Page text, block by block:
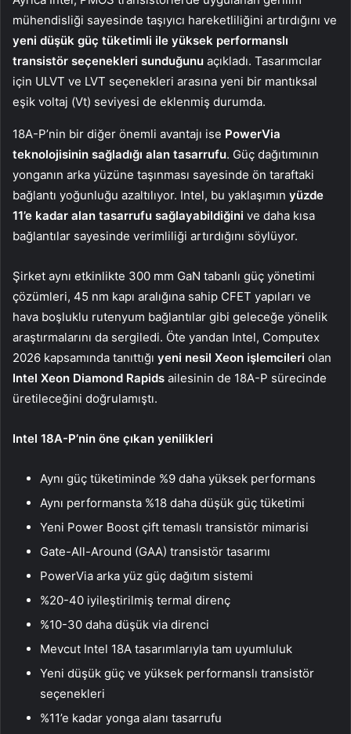
mühendisliği sayesinde taşıyıcı hareketliliğini artırdığını ve
yeni düşük güç tüketimli ile yüksek performanslı
transistör seçenekleri sunduğunu açıkladı. Tasarımcılar
için ULVT ve LVT seçenekleri arasına yeni bir mantıksal
eşik voltaj (Vt) seviyesi de eklenmiş durumda.
18A-P’nin bir diğer önemli avantajı ise PowerVia
teknolojisinin sağladığı alan tasarrufu. Güç dağıtımının
yonganın arka yüzüne taşınması sayesinde ön taraftaki
bağlantı yoğunluğu azaltılıyor. Intel, bu yaklaşımın yüzde
11’e kadar alan tasarrufu sağlayabildiğini ve daha kısa
bağlantılar sayesinde verimliliği artırdığını söylüyor.
Şirket aynı etkinlikte 300 mm GaN tabanlı güç yönetimi
çözümleri, 45 nm kapı aralığına sahip CFET yapıları ve
hava boşluklu rutenyum bağlantılar gibi geleceğe yönelik
araştırmalarını da sergiledi. Öte yandan Intel, Computex
2026 kapsamında tanıttığı yeni nesil Xeon işlemcileri olan
Intel Xeon Diamond Rapids ailesinin de 18A-P sürecinde
üretileceğini doğrulamıştı.
Intel 18A-P’nin öne çıkan yenilikleri
Aynı güç tüketiminde %9 daha yüksek performans
Aynı performansta %18 daha düşük güç tüketimi
Yeni Power Boost çift temaslı transistör mimarisi
Gate-All-Around (GAA) transistör tasarımı
PowerVia arka yüz güç dağıtım sistemi
%20-40 iyileştirilmiş termal direnç
%10-30 daha düşük via direnci
Mevcut Intel 18A tasarımlarıyla tam uyumluluk
Yeni düşük güç ve yüksek performanslı transistör
seçenekleri
%11’e kadar yonga alanı tasarrufu